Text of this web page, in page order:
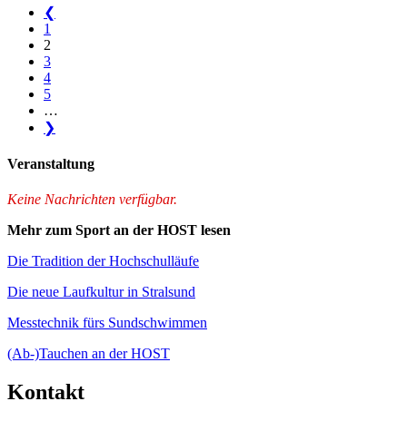
❮
1
2
3
4
5
…
❯
Ver­an­stal­tung
Keine Nachrichten verfügbar.
Mehr zum Sport an der HOST lesen
Die Tradition der Hochschulläufe
Die neue Laufkultur in Stralsund
Messtechnik fürs Sundschwimmen
(Ab-)Tauchen an der HOST
Kon­takt